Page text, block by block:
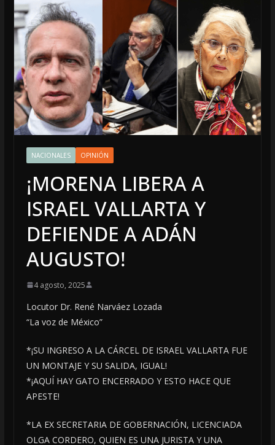
NACIONALES OPINIÓN
¡MORENA LIBERA A
ISRAEL VALLARTA Y
DEFIENDE A ADÁN
AUGUSTO!
4 agosto, 2025
Locutor Dr. René Narváez Lozada
“La voz de México”
*¡SU INGRESO A LA CÁRCEL DE ISRAEL VALLARTA FUE
UN MONTAJE Y SU SALIDA, IGUAL!
*¡AQUÍ HAY GATO ENCERRADO Y ESTO HACE QUE
APESTE!
*LA EX SECRETARIA DE GOBERNACIÓN, LICENCIADA
OLGA CORDERO, QUIEN ES UNA JURISTA Y UNA